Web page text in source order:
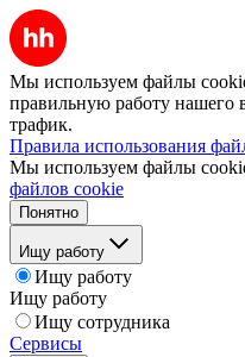
Мы используем файлы
правильную работу нашего
трафик.
Правила использования
Мы используем файлы
файлов cookie
Понятно
Ищу работу
Ищу работу
Ищу работу
Ищу сотрудника
Сервисы